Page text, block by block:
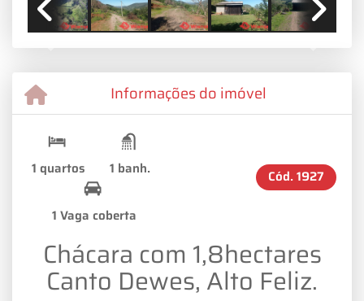
Previous Next
Informações do imóvel
1 quartos 1 banh.
1 Vaga coberta
Cód.1927
Chácara com 1,8hectares
Canto Dewes, Alto Feliz.